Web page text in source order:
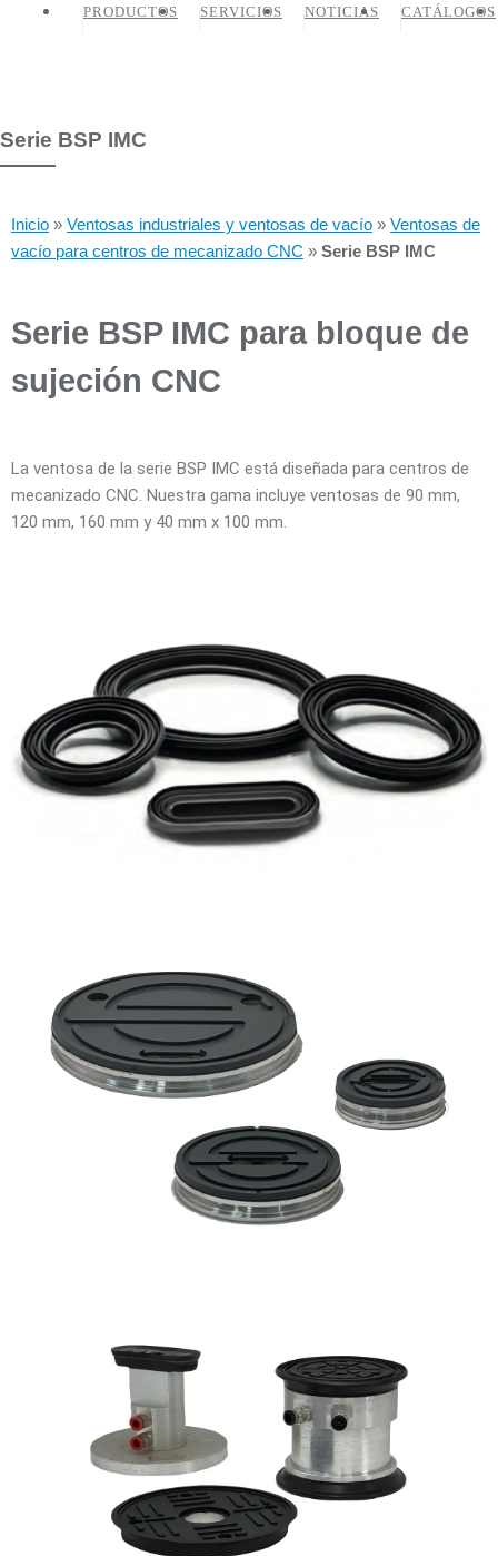
PRODUCTOS SERVICIOS NOTICIAS CATÁLOGOS
Serie BSP IMC
Inicio » Ventosas industriales y ventosas de vacío » Ventosas de
vacío para centros de mecanizado CNC » Serie BSP IMC
Serie BSP IMC para bloque de
sujeción CNC
La ventosa de la serie BSP IMC está diseñada para centros de
mecanizado CNC. Nuestra gama incluye ventosas de 90 mm,
120 mm, 160 mm y 40 mm x 100 mm.